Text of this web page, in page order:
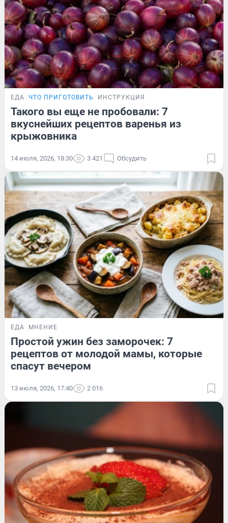
ЕДА ЧТО ПРИГОТОВИТЬ ИНСТРУКЦИЯ
Такого вы еще не пробовали: 7
вкуснейших рецептов варенья из
крыжовника
14 июля, 2026, 18:30 3 421 Обсудить
ЕДА МНЕНИЕ
Простой ужин без заморочек: 7
рецептов от молодой мамы, которые
спасут вечером
13 июля, 2026, 17:40 2 016